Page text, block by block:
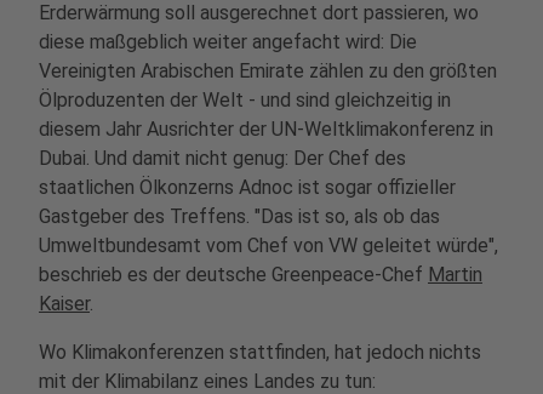
Erderwärmung soll ausgerechnet dort passieren, wo
diese maßgeblich weiter angefacht wird: Die
Vereinigten Arabischen Emirate zählen zu den größten
Ölproduzenten der Welt - und sind gleichzeitig in
diesem Jahr Ausrichter der UN-Weltklimakonferenz in
Dubai. Und damit nicht genug: Der Chef des
staatlichen Ölkonzerns Adnoc ist sogar offizieller
Gastgeber des Treffens. "Das ist so, als ob das
Umweltbundesamt vom Chef von VW geleitet würde",
beschrieb es der deutsche Greenpeace-Chef Martin
Kaiser.
Wo Klimakonferenzen stattfinden, hat jedoch nichts
mit der Klimabilanz eines Landes zu tun: